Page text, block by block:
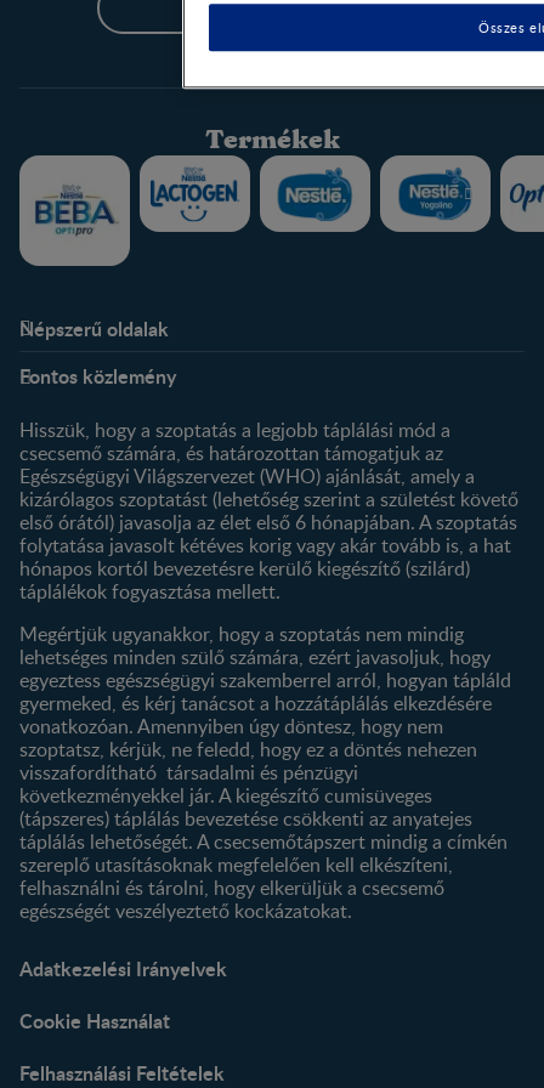
Csatlakozz most!
Termékek
Népszerű oldalak
Kapcsolat
Történetünk
Profilom
Termékeink
Termék kereső
Fontos közlemény
Hisszük, hogy a szoptatás a legjobb táplálási mód a
csecsemő számára, és határozottan támogatjuk az
Egészségügyi Világszervezet (WHO) ajánlását, amely a
kizárólagos szoptatást (lehetőség szerint a születést követő
első órától) javasolja az élet első 6 hónapjában. A szoptatás
folytatása javasolt kétéves korig vagy akár tovább is, a hat
hónapos kortól bevezetésre kerülő kiegészítő (szilárd)
táplálékok fogyasztása mellett.
Megértjük ugyanakkor, hogy a szoptatás nem mindig
lehetséges minden szülő számára, ezért javasoljuk, hogy
egyeztess egészségügyi szakemberrel arról, hogyan tápláld
gyermeked, és kérj tanácsot a hozzátáplálás elkezdésére
vonatkozóan. Amennyiben úgy döntesz, hogy nem
szoptatsz, kérjük, ne feledd, hogy ez a döntés nehezen
visszafordítható társadalmi és pénzügyi
következményekkel jár. A kiegészítő cumisüveges
(tápszeres) táplálás bevezetése csökkenti az anyatejes
táplálás lehetőségét. A csecsemőtápszert mindig a címkén
szereplő utasításoknak megfelelően kell elkészíteni,
felhasználni és tárolni, hogy elkerüljük a csecsemő
egészségét veszélyeztető kockázatokat.
Adatkezelési Irányelvek
Cookie Használat
Felhasználási Feltételek
Összes